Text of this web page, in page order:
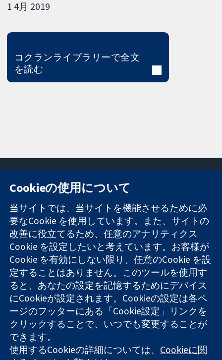
1 4月 2019
コクランライブラリーで全文
を読む
信頼できるエビ
デンスと
情報に基づく意
思決定により
健康のさらなる
向上へ
11-13 Cavendish
Square
London
W1G 0AN
United Kingdom
お問い合わせ
ニュース
広報
コクランにつ
いて
採用
Cochrane
Library
コクラン・コラボレーションは、イングランド及びウェールズ
に登録された慈善団体（登録番号 1045921）および保証有限責
任会社（登録番号 03044323）です。付加価値税登録番号 GB
718 2127 49
Cookieの使用について
当サイトでは、当サイトを機能させるために必
要なCookie を使用しています。また、サイトの
改善に役立てるため、任意のアナリティクス
Cookie を設定したいと考えています。お客様が
Cookie を有効にしない限り、任意のCookie を設
定することはありません。このツールを使用す
ると、あなたの設定を記憶するためにデバイス
にCookieが設定されます。Cookieの設定は各ペ
ージのフッターにある「Cookie設定」リンクを
クリックすることで、いつでも変更することが
できます。
使用するCookieの詳細については、 Cookieに関